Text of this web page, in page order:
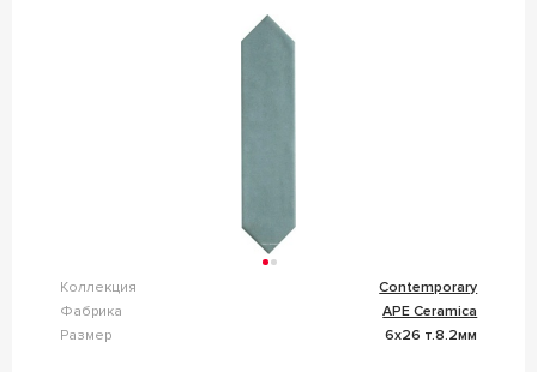
Коллекция
Contemporary
Фабрика
APE Ceramica
Размер
6x26 т.8.2мм